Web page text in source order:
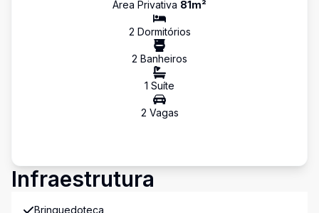
Área Privativa 81m²
2 Dormitórios
2 Banheiros
1 Suíte
2 Vagas
Infraestrutura
Brinquedoteca